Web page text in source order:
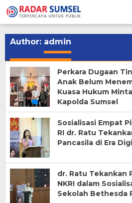
Skip
to
content
Author: admin
Perkara Dugaan
Anak Belum
Kuasa Hukum
Kapolda Sumsel
Sosialisasi Empat
RI dr. Ratu
Pancasila di Era
dr. Ratu Tekankan
NKRI dalam
Sekolah Bethesda